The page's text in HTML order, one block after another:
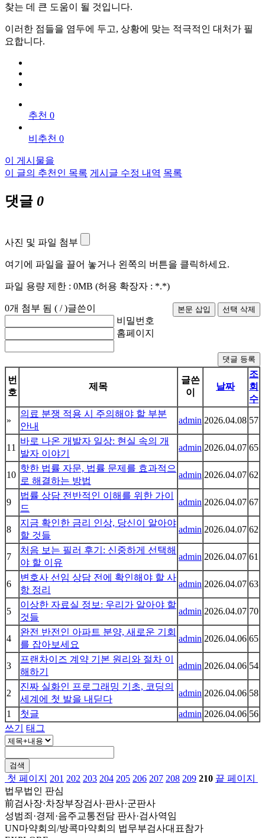
찾는 데 큰 도움이 될 것입니다.
이러한 점들을 염두에 두고, 상황에 맞는 적극적인 대처가 필
요합니다.
추천 0
비추천 0
이 게시물을
이 글의 추천인 목록 게시글 수정 내역 목록
댓글 0
사진 및 파일 첨부
여기에 파일을 끌어 놓거나 왼쪽의 버튼을 클릭하세요.
파일 용량 제한 : 0MB (허용 확장자 : *.*)
0개 첨부 됨 ( /)글쓴이
비밀번호
홈페이지
댓글 등록
번
호
제목
글쓴
이
날짜
조
회
수
»
의료 분쟁 적용 시 주의해야 할 부분
안내
admin 2026.04.08 57
11
바로 나온 개발자 일상: 현실 속의 개
발자 이야기
admin 2026.04.07 65
10
핫한 법률 자문, 법률 문제를 효과적으
로 해결하는 방법
admin 2026.04.07 62
9
법률 상담 전반적인 이해를 위한 가이
드
admin 2026.04.07 67
8
지금 확인한 금리 인상, 당신이 알아야
할 것들
admin 2026.04.07 62
7
처음 보는 필러 후기: 신중하게 선택해
야 할 이유
admin 2026.04.07 61
6
변호사 선임 상담 전에 확인해야 할 사
항 정리
admin 2026.04.07 63
5
이상한 자료실 정보: 우리가 알아야 할
것들
admin 2026.04.07 70
4
완전 반전인 아파트 분양, 새로운 기회
를 잡아보세요
admin 2026.04.06 65
3
프랜차이즈 계약 기본 원리와 절차 이
해하기
admin 2026.04.06 54
2
진짜 실화인 프로그래밍 기초, 코딩의
세계에 첫 발을 내딛다
admin 2026.04.06 58
1 첫글 admin 2026.04.06 56
쓰기
태그
검색
첫 페이지 201 202 203 204 205 206 207 208 209 210 끝 페이지
법무법인 판심
前검사장·차장부장검사·판사·군판사
성범죄·경제·음주교통전담 판사·검사역임
UN마약회의/방콕마약회의 법무부검사대표참가